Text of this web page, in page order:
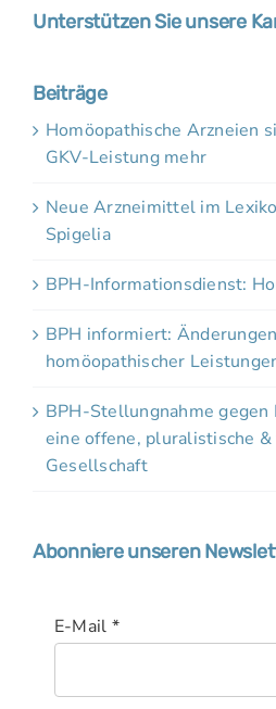
Unterstützen Sie unsere
Beiträge
Homöopathische Arzneien
GKV-Leistung mehr
Neue Arzneimittel im
Spigelia
BPH-Informationsdienst:
BPH informiert:
homöopathischer
BPH-Stellungnahme
eine offene, pluralistische
Gesellschaft
Abonniere unseren
E-Mail *